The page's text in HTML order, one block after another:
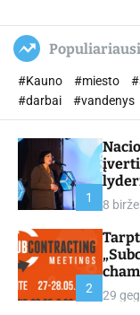
n
#Kauno #miesto
#darbai
#vandenys
1 8
2 29